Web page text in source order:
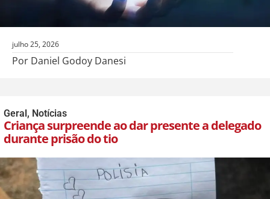
julho 25, 2026
Por Daniel Godoy Danesi
Geral, Notícias
Criança surpreende ao dar presente a delegado
durante prisão do tio